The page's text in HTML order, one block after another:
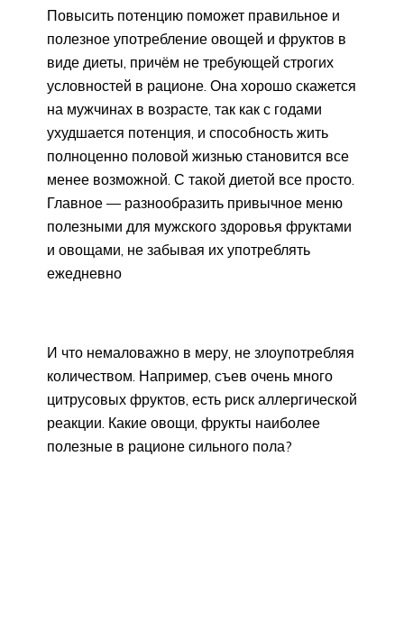
Повысить потенцию поможет правильное и
полезное употребление овощей и фруктов в
виде диеты, причём не требующей строгих
условностей в рационе. Она хорошо скажется
на мужчинах в возрасте, так как с годами
ухудшается потенция, и способность жить
полноценно половой жизнью становится все
менее возможной. С такой диетой все просто.
Главное — разнообразить привычное меню
полезными для мужского здоровья фруктами
и овощами, не забывая их употреблять
ежедневно
И что немаловажно в меру, не злоупотребляя
количеством. Например, съев очень много
цитрусовых фруктов, есть риск аллергической
реакции. Какие овощи, фрукты наиболее
полезные в рационе сильного пола?